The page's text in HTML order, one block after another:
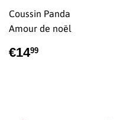
Coussin Panda
Amour de noël
PRIX
€1499